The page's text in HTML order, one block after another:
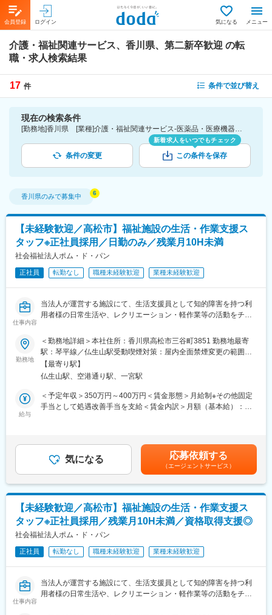
会員登録 ログイン 気になる メニュー
介護・福祉関連サービス、香川県、第二新卒歓迎 の転
職・求人検索結果
17 件 条件で並び替え
現在の検索条件
[勤務地]香川県 [業種]介護・福祉関連サービス-医薬品・医療機器・ライフサイエンス・医療系サービス [詳細条件](募集・採用情報)第二新卒歓迎
条件の変更
新着求人をいつでもチェック
この条件を保存
香川県のみで募集中
【未経験歓迎／高松市】福祉施設の生活・作業支援ス
タッフ※正社員採用／日勤のみ／残業月10H未満
社会福祉法人ポム・ド・パン
正社員 転勤なし 職種未経験歓迎 業種未経験歓迎
仕事内容
当法人が運営する施設にて、生活支援員として知的障害を持つ利
用者様の日常生活や、レクリエーション・軽作業等の活動をチー
■業務内容：
・生活の支援
起床、着替え、食事、排せつ、入浴、就寝など、必要に応じて見
守り、声掛け、介助を行います。（排せつや入浴は自立に向けた
継続的な支援により、多くの利用者様は見守りや声掛けの支援の
みとなっています。）
守り、声掛け、介助を行います。また、社会参加や貢献活動を目
的とした、エコポットの作成、ケーブルの配線作業、段ボールの
箱折り作業についても同様に支援を実施します。
■大切にしていること
利用者様は、私たちが普段当たり前にしている生活や仕事でも、
難しく感じることがあります。また、そのような困った状況にな
った時に、誰かに助けを求める方法が分からないことがありま
す。この時に「出来ない」と決めてしまうのではなく「やり方が
分からないだけかな？」と考え、「こうすればいいよ」と利用者
様に寄り添っていくことが当法人の基本理念です。
■入職後の流れ
勤務地
＜勤務地詳細＞本社住所：香川県高松市三谷町3851 勤務地最寄
駅：琴平線／仏生山駅受動喫煙対策：屋内全面禁煙変更の範囲：
会社の定める事業所
【最寄り駅】
仏生山駅、空港通り駅、一宮駅
給与
＜予定年収＞350万円～400万円＜賃金形態＞月給制※その他固定
手当として処遇改善手当を支給＜賃金内訳＞月額（基本給）：
実績4カ月分）■その他手当・特殊業務手当（業務の改善や向上に
対し支給：4,000～10,000円）・資格手当（社会福祉士、介護福
祉士、精神保健福祉士等）賃金はあくまでも目安の金額であり、
選考を通じて上下する可能性があります。月給(月額)は固定手当を
含めた表記です。
気になる 応募依頼する
（エージェントサービス）
【未経験歓迎／高松市】福祉施設の生活・作業支援ス
タッフ※正社員採用／残業月10H未満／資格取得支援◎
社会福祉法人ポム・ド・パン
正社員 転勤なし 職種未経験歓迎 業種未経験歓迎
仕事内容
当法人が運営する施設にて、生活支援員として知的障害を持つ利
用者様の日常生活や、レクリエーション・軽作業等の活動をチー